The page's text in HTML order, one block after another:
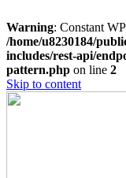
Warning: Constant
/home/u8230184/
includes/rest-api/
pattern.php on line 2
Skip to content